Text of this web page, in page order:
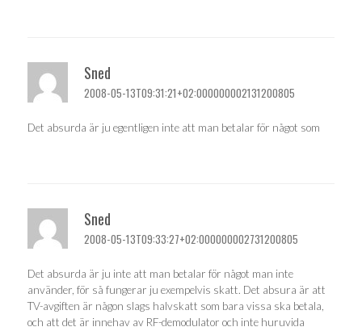
Sned
2008-05-13T09:31:21+02:000000002131200805
Det absurda är ju egentligen inte att man betalar för något som
Sned
2008-05-13T09:33:27+02:000000002731200805
Det absurda är ju inte att man betalar för något man inte
använder, för så fungerar ju exempelvis skatt. Det absura är att
TV-avgiften är någon slags halvskatt som bara vissa ska betala,
och att det är innehav av RF-demodulator och inte huruvida